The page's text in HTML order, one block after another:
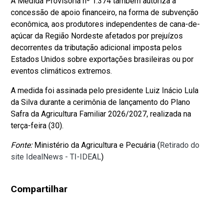
concessão de apoio financeiro, na forma de subvenção
econômica, aos produtores independentes de cana-de-
açúcar da Região Nordeste afetados por prejuízos
decorrentes da tributação adicional imposta pelos
Estados Unidos sobre exportações brasileiras ou por
eventos climáticos extremos.
A medida foi assinada pelo presidente Luiz Inácio Lula
da Silva durante a cerimônia de lançamento do Plano
Safra da Agricultura Familiar 2026/2027, realizada na
terça-feira (30).
Fonte:Ministério da Agricultura e Pecuária (Retirado do
site IdealNews - TI-IDEAL)
Compartilhar